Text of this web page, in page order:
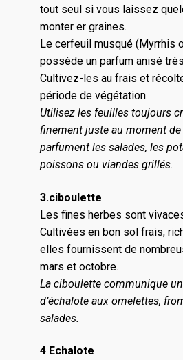
tout seul si vous laissez
monter er graines.
Le cerfeuil musqué (Myrrhis
possède un parfum anisé
Cultivez-les au frais et
période de végétation.
Utilisez les feuilles toujours
finement juste au moment de
parfument les salades, les
poissons ou viandes grillés.
3.ciboulette
Les fines herbes sont
Cultivées en bon sol frais,
elles fournissent de
mars et octobre.
La ciboulette communique
d’échalote aux omelettes,
salades.
4 Echalote